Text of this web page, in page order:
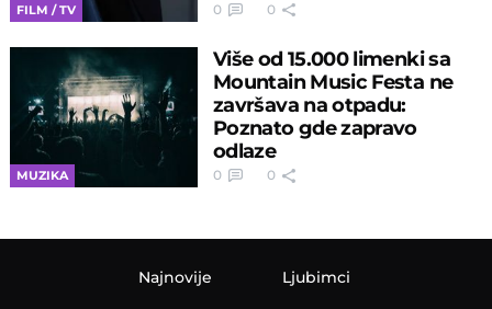
FILM / TV 0 0
MUZIKA
Više od 15.000 limenki sa
Mountain Music Festa ne
završava na otpadu:
Poznato gde zapravo
odlaze
0 0
Najnovije Ljubimci